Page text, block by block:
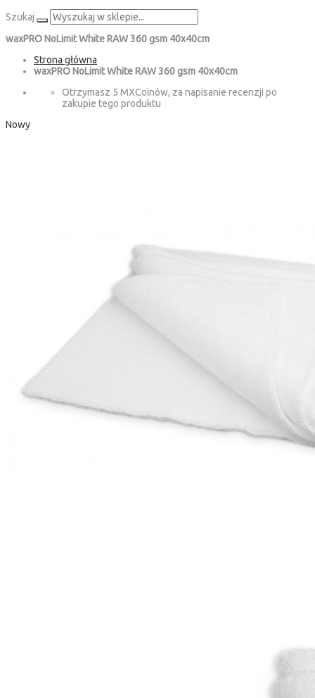
Szukaj
waxPRO NoLimit White RAW 360 gsm 40x40cm
Strona główna
waxPRO NoLimit White RAW 360 gsm 40x40cm
Otrzymasz 5 MXCoinów, za napisanie recenzji po
zakupie tego produktu
Nowy